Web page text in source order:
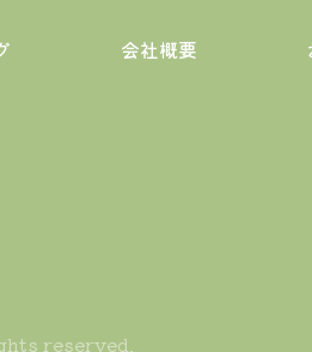
レス等の個人情報をご提供いた
されているパソコン等の端末の
会社概要
reserved.